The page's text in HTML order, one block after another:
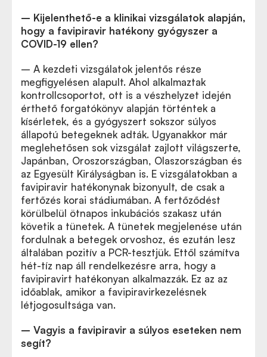
– Kijelenthető-e a klinikai vizsgálatok alapján,
hogy a favipiravir hatékony gyógyszer a
COVID-19 ellen?
– A kezdeti vizsgálatok jelentős része
megfigyelésen alapult. Ahol alkalmaztak
kontrollcsoportot, ott is a vészhelyzet idején
érthető forgatókönyv alapján történtek a
kísérletek, és a gyógyszert sokszor súlyos
állapotú betegeknek adták. Ugyanakkor már
meglehetősen sok vizsgálat zajlott világszerte,
Japánban, Oroszországban, Olaszországban és
az Egyesült Királyságban is. E vizsgálatokban a
favipiravir hatékonynak bizonyult, de csak a
fertőzés korai stádiumában. A fertőződést
körülbelül ötnapos inkubációs szakasz után
követik a tünetek. A tünetek megjelenése után
fordulnak a betegek orvoshoz, és ezután lesz
általában pozitív a PCR-tesztjük. Ettől számítva
hét-tíz nap áll rendelkezésre arra, hogy a
favipiravirt hatékonyan alkalmazzák. Ez az az
időablak, amikor a favipiravirkezelésnek
létjogosultsága van.
– Vagyis a favipiravir a súlyos eseteken nem
segít?